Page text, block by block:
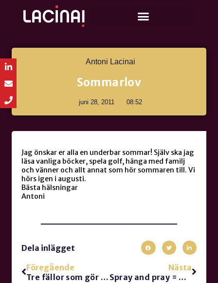
Antoni Lacinai
Sommarlov
juni 28, 2011 08:52
Jag önskar er alla en underbar sommar! Själv ska jag
läsa vanliga böcker, spela golf, hänga med familj
och vänner och allt annat som hör sommaren till. Vi
hörs igen i augusti.
Bästa hälsningar
Antoni
Dela inlägget
Föregående
Tre fällor som gör laget sämre
Nästa
Spray and pray = dålig försäljningsteknik